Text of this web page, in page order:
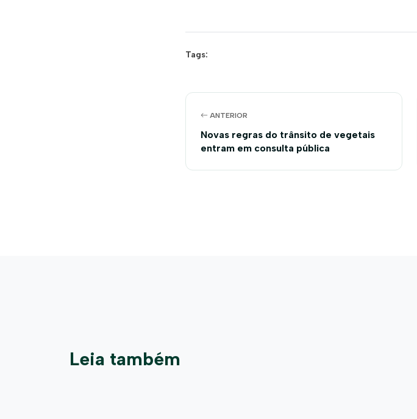
Tags:
ANTERIOR
Novas regras do trânsito de vegetais
entram em consulta pública
Leia também